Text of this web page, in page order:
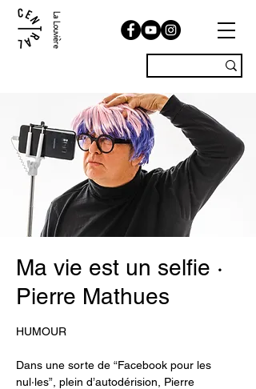
La Louvière
Ma vie est un selfie ·
Pierre Mathues
HUMOUR
Dans une sorte de “Facebook pour les
nul·les”, plein d’autodérision, Pierre